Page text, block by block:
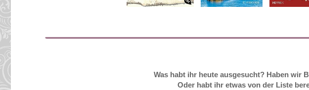
Was habt ihr heute ausgesucht? Haben wir
Oder habt ihr etwas von der Liste